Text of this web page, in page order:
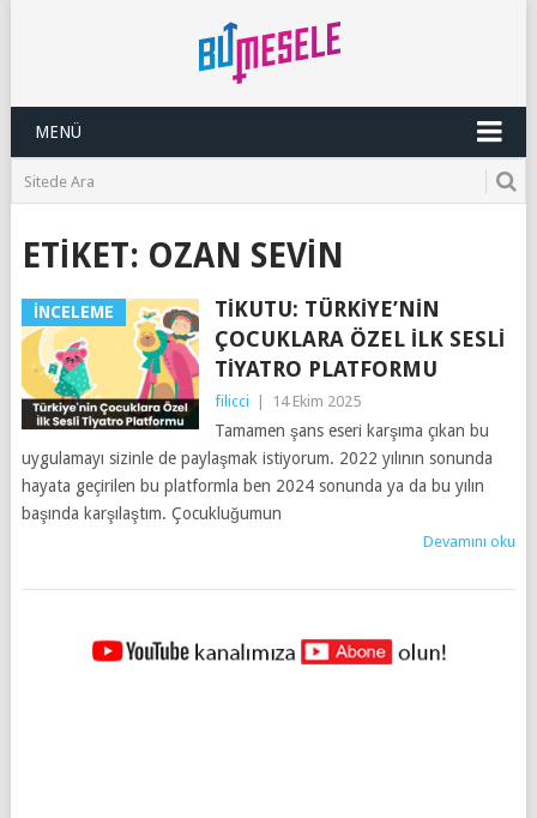
MENÜ
ETIKET: OZAN SEVIN
İNCELEME
TIKUTU: TÜRKIYE’NIN
ÇOCUKLARA ÖZEL İLK SESLI
TIYATRO PLATFORMU
filicci 14 Ekim 2025
Tamamen şans eseri karşıma çıkan bu
uygulamayı sizinle de paylaşmak istiyorum. 2022 yılının sonunda
hayata geçirilen bu platformla ben 2024 sonunda ya da bu yılın
başında karşılaştım. Çocukluğumun
Devamını oku
YAZILAR